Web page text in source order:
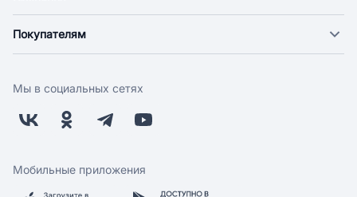
Новости
Поставщикам
Заводчикам
Обратная связь
Покупателям
Оплата
Бонусная программа
Скидки и акции
Мы в социальных сетях
Мобильные приложения